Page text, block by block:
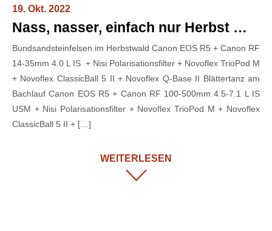
19. Okt. 2022
Nass, nasser, einfach nur Herbst …
Bundsandsteinfelsen im Herbstwald Canon EOS R5 + Canon RF
14-35mm 4.0 L IS + Nisi Polarisationsfilter + Novoflex TrioPod M
+ Novoflex ClassicBall 5 II + Novoflex Q-Base II Blättertanz am
Bachlauf Canon EOS R5 + Canon RF 100-500mm 4.5-7.1 L IS
USM + Nisi Polarisationsfilter + Novoflex TrioPod M + Novoflex
ClassicBall 5 II + […]
WEITERLESEN